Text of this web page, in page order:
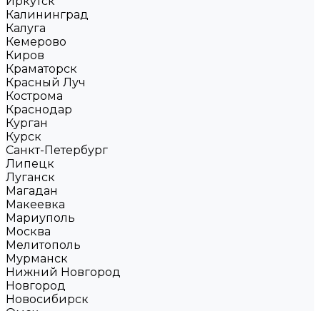
Калининград
Калуга
Кемерово
Киров
Краматорск
Красный Луч
Кострома
Краснодар
Курган
Курск
Санкт-Петербург
Липецк
Луганск
Магадан
Макеевка
Мариуполь
Москва
Мелитополь
Мурманск
Нижний Новгород
Новгород
Новосибирск